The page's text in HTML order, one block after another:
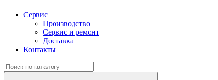
Сервис
Производство
Сервис и ремонт
Доставка
Контакты